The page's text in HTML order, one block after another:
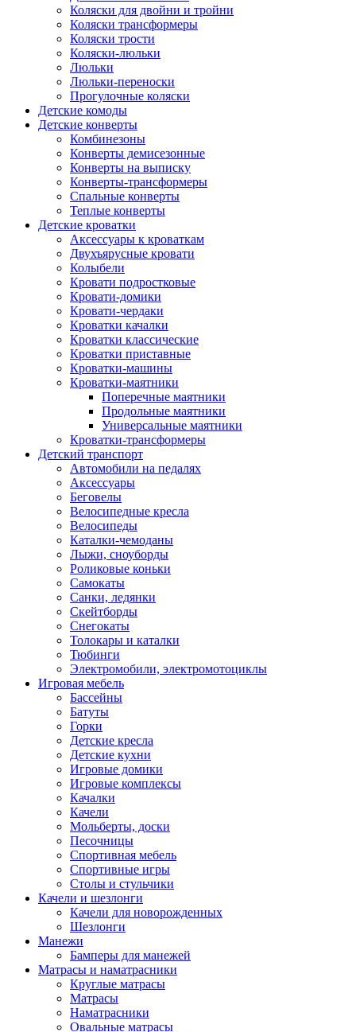
Коляски для двойни и тройни
Коляски трансформеры
Коляски трости
Коляски-люльки
Люльки
Люльки-переноски
Прогулочные коляски
Детские комоды
Детские конверты
Комбинезоны
Конверты демисезонные
Конверты на выписку
Конверты-трансформеры
Спальные конверты
Теплые конверты
Детские кроватки
Аксессуары к кроваткам
Двухъярусные кровати
Колыбели
Кровати подростковые
Кровати-домики
Кровати-чердаки
Кроватки качалки
Кроватки классические
Кроватки приставные
Кроватки-машины
Кроватки-маятники
Поперечные маятники
Продольные маятники
Универсальные маятники
Кроватки-трансформеры
Детский транспорт
Автомобили на педалях
Аксессуары
Беговелы
Велосипедные кресла
Велосипеды
Каталки-чемоданы
Лыжи, сноуборды
Роликовые коньки
Самокаты
Санки, ледянки
Скейтборды
Снегокаты
Толокары и каталки
Тюбинги
Электромобили, электромотоциклы
Игровая мебель
Бассейны
Батуты
Горки
Детские кресла
Детские кухни
Игровые домики
Игровые комплексы
Качалки
Качели
Мольберты, доски
Песочницы
Спортивная мебель
Спортивные игры
Столы и стульчики
Качели и шезлонги
Качели для новорожденных
Шезлонги
Манежи
Бамперы для манежей
Матрасы и наматрасники
Круглые матрасы
Матрасы
Наматрасники
Овальные матрасы